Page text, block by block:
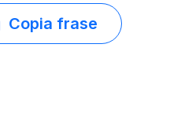
Copia frase